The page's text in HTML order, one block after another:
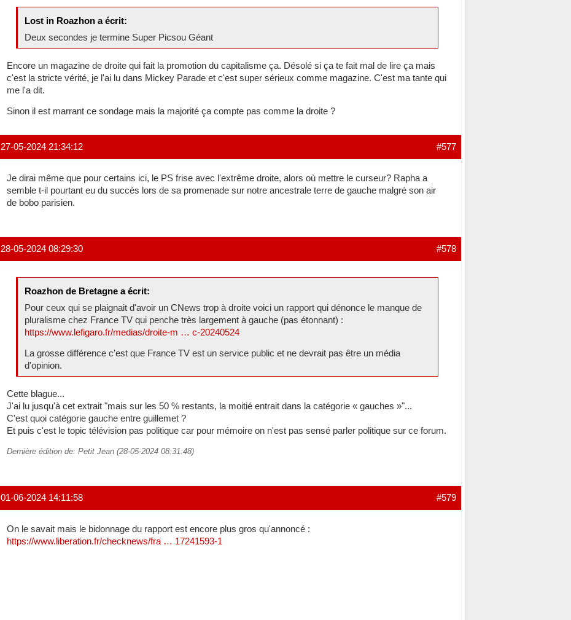
Lost in Roazhon a écrit:
Deux secondes je termine Super Picsou Géant
Encore un magazine de droite qui fait la promotion du capitalisme ça. Désolé si ça te fait mal de lire ça mais
c'est la stricte vérité, je l'ai lu dans Mickey Parade et c'est super sérieux comme magazine. C'est ma tante qui
me l'a dit.
Sinon il est marrant ce sondage mais la majorité ça compte pas comme la droite ?
#577
27-05-2024 21:34:12
Je dirai même que pour certains ici, le PS frise avec l'extrême droite, alors où mettre le curseur? Rapha a
semble t-il pourtant eu du succès lors de sa promenade sur notre ancestrale terre de gauche malgré son air
de bobo parisien.
#578
28-05-2024 08:29:30
Roazhon de Bretagne a écrit:
Pour ceux qui se plaignait d'avoir un CNews trop à droite voici un rapport qui dénonce le manque de
pluralisme chez France TV qui penche très largement à gauche (pas étonnant) :
https://www.lefigaro.fr/medias/droite-m … c-20240524
La grosse différence c'est que France TV est un service public et ne devrait pas être un média
d'opinion.
Cette blague...
J'ai lu jusqu'à cet extrait "mais sur les 50 % restants, la moitié entrait dans la catégorie « gauches »"...
C'est quoi catégorie gauche entre guillemet ?
Et puis c'est le topic télévision pas politique car pour mémoire on n'est pas sensé parler politique sur ce forum.
Dernière édition de: Petit Jean (28-05-2024 08:31:48)
#579
01-06-2024 14:11:58
On le savait mais le bidonnage du rapport est encore plus gros qu'annoncé :
https://www.liberation.fr/checknews/fra … 17241593-1